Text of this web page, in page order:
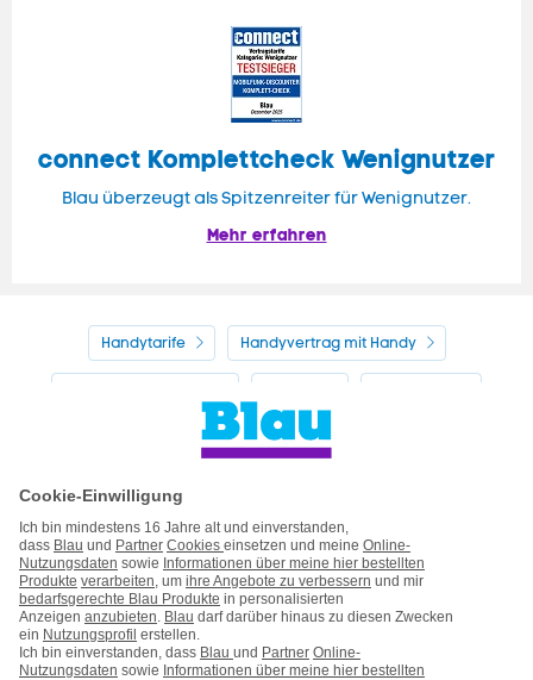
connect Komplettcheck Wenignutzer
Blau überzeugt als Spitzenreiter für Wenignutzer.
Mehr erfahren
Handytarife Handyvertrag mit Handy
Handyvertrag ohne Handy
Kontakt Impressum AGB & Pflichtinformationen
Hinweise ElektroG/BattG Datenschutz